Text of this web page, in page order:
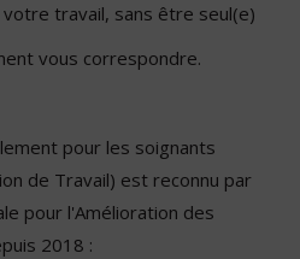
votre travail, sans être seul(e)
vous correspondre.
pour les soignants
de Travail) est reconnu par
pour l'Amélioration des
2018 :